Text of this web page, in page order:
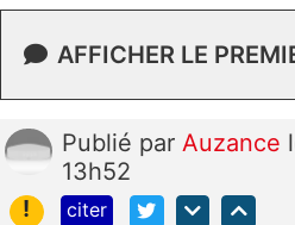
AFFICHER LE
Publié par Auzance
13h52
!
citer